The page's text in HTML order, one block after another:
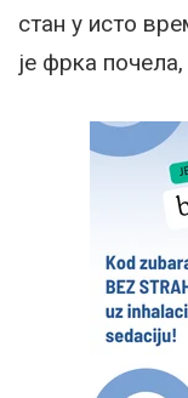
стан у исто
је фрка